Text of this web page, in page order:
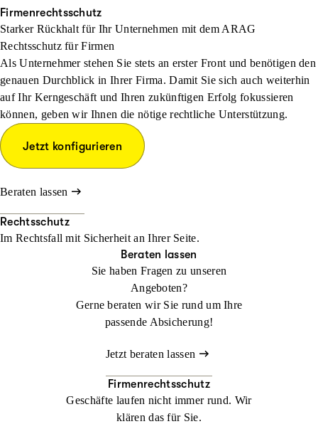
Firmenrechtsschutz
Starker Rückhalt für Ihr Unternehmen mit dem ARAG
Rechtsschutz für Firmen
Als Unternehmer stehen Sie stets an erster Front und benötigen den
genauen Durchblick in Ihrer Firma. Damit Sie sich auch weiterhin
auf Ihr Kerngeschäft und Ihren zukünftigen Erfolg fokussieren
können, geben wir Ihnen die nötige rechtliche Unterstützung.
Jetzt konfigurieren
Beraten lassen
Rechtsschutz
Im Rechtsfall mit Sicher­heit an Ihrer Seite.
Beraten lassen
Sie haben Fragen zu unseren
Angeboten?
Gerne beraten wir Sie rund um Ihre
passende Absicherung!
Jetzt beraten lassen
Firmenrechtsschutz
Geschäfte laufen nicht immer rund. Wir
klären das für Sie.